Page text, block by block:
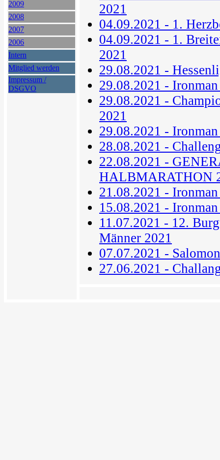
2009
2008
2007
2006
Intern
Mitglied werden
Impressum /
DSGVO
2021
04.09.2021 - 1.
04.09.2021 - 1.
2021
29.08.2021 -
29.08.2021 -
29.08.2021 -
2021
29.08.2021 -
28.08.2021 -
22.08.2021 -
HALBMARATHON
21.08.2021 -
15.08.2021 -
11.07.2021 - 12.
Männer 2021
07.07.2021 -
27.06.2021 -